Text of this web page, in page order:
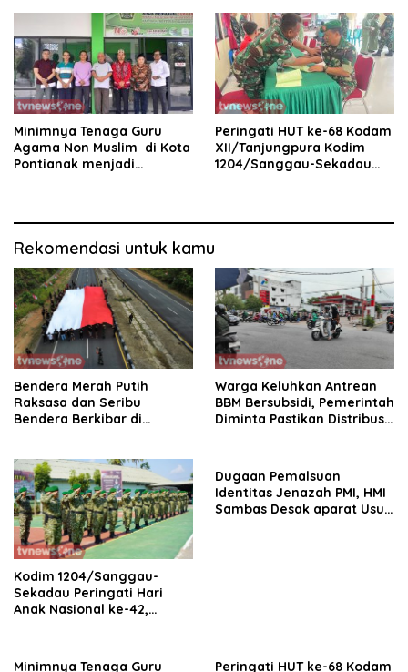
Minimnya Tenaga Guru
Agama Non Muslim di Kota
Pontianak menjadi
Peringati HUT ke-68 Kodam
XII/Tanjungpura Kodim
1204/Sanggau-Sekadau
Rekomendasi untuk kamu
Bendera Merah Putih
Raksasa dan Seribu
Bendera Berkibar di
Warga Keluhkan Antrean
BBM Bersubsidi, Pemerintah
Diminta Pastikan Distribusi
Kodim 1204/Sanggau-
Sekadau Peringati Hari
Anak Nasional ke-42,
Bangsa
Dugaan Pemalsuan
Identitas Jenazah PMI, HMI
Sambas Desak aparat Usut
Minimnya Tenaga Guru
Peringati HUT ke-68 Kodam